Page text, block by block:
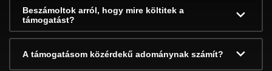
Beszámoltok arról, hogy mire költitek a
támogatást?
A támogatásom közérdekű adománynak számít?